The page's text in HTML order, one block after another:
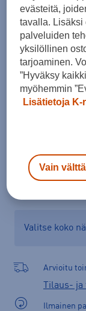
41 ⅓ 42
46 46 ⅔
Kokotaulukko
Tarkista
Valitse koko
Arvioitu
Tilaus-
Ilmainen
evästeitä,
tavalla. Lisäksi
palveluiden
yksilöllinen
tarjoaminen.
”Hyväksy
myöhemmin
Lisätietoja
Vain